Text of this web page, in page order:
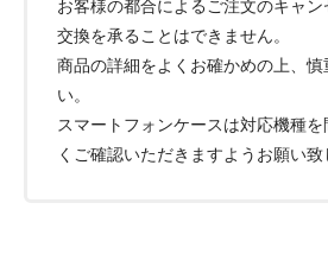
お客様の都合によるご注文のキャン
交換を承ることはできません。
商品の詳細をよくお確かめの上、慎
い。
スマートフォンケースは対応機種
くご確認いただきますようお願い致